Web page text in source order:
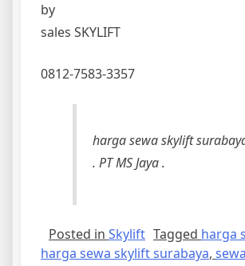
by
sales SKYLIFT
0812-7583-3357
harga sewa skylift
. PT MS Jaya .
Posted in Skylift Tagged harga
harga sewa skylift surabaya,